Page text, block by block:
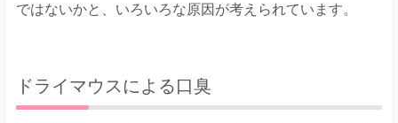
ではないかと、いろいろな原因が考えられています。
ドライマウスによる口臭